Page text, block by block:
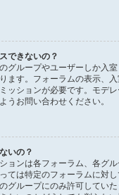
できないの？
グループやユーザーしか入
ます。フォーラムの表示、
ッションが必要です。モデ
うお問い合わせください。
いの？
ョンは各フォーラム、各グ
ては特定のフォーラムに対
グループにのみ許可してい